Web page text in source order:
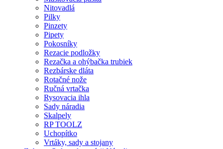
Nitovadlá
Pilky
Pinzety
Pipety
Pokosníky
Rezacie podložky
Rezačka a ohýbačka trubiek
Rezbárske dláta
Rotačné nože
Ručná vrtačka
Rysovacia ihla
Sady náradia
Skalpely
RP TOOLZ
Uchopítko
Vrtáky, sady a stojany